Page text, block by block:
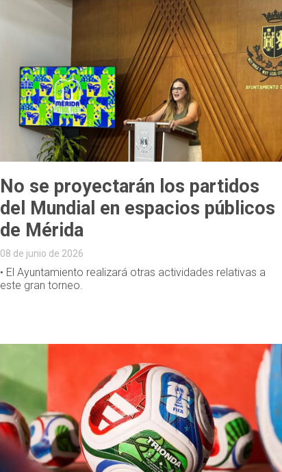
No se proyectarán los partidos
del Mundial en espacios públicos
de Mérida
08 de junio de 2026
• El Ayuntamiento realizará otras actividades relativas a
este gran torneo.